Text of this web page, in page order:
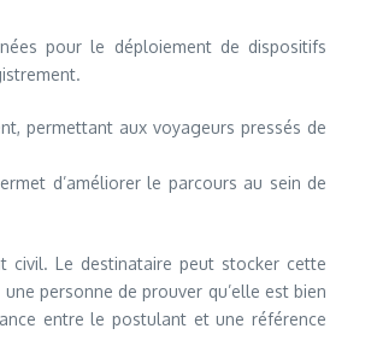
pour le déploiement de dispositifs
permettant aux voyageurs pressés de
d’améliorer le parcours au sein de
civil. Le destinataire peut stocker cette
personne de prouver qu’elle est bien
entre le postulant et une référence